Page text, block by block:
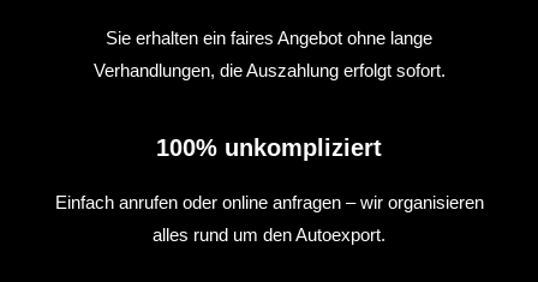
Sie erhalten ein faires Angebot ohne lange
Verhandlungen, die Auszahlung erfolgt sofort.
100% unkompliziert
Einfach anrufen oder online anfragen – wir organisieren
alles rund um den Autoexport.